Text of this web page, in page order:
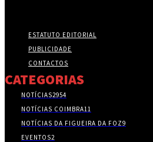
ESTATUTO EDITORIAL
PUBLICIDADE
CONTACTOS
CATEGORIAS
NOTÍCIAS2954
NOTÍCIAS COIMBRA11
NOTÍCIAS DA FIGUEIRA DA FOZ9
EVENTOS2